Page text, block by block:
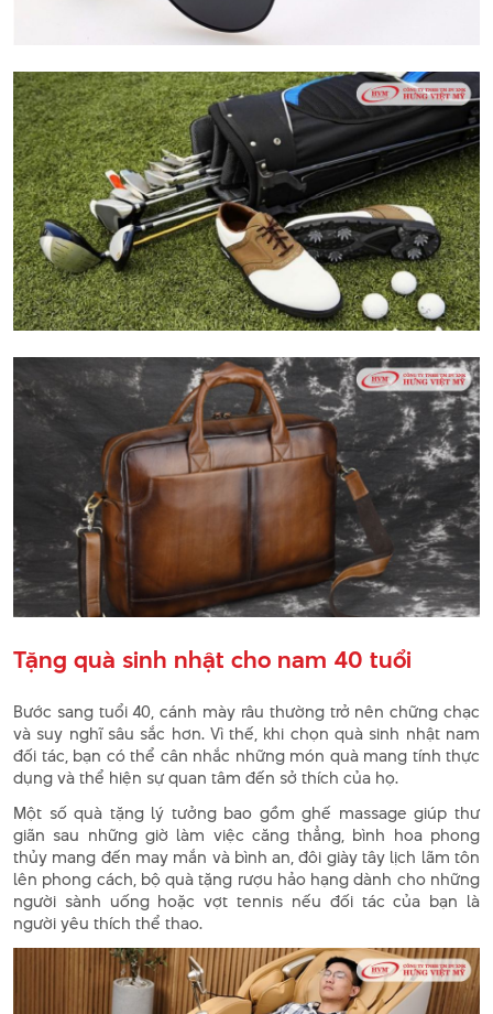
Tặng quà sinh nhật cho nam 40 tuổi
Bước sang tuổi 40, cánh mày râu thường trở nên chững chạc
và suy nghĩ sâu sắc hơn. Vì thế, khi chọn quà sinh nhật nam
đối tác, bạn có thể cân nhắc những món quà mang tính thực
dụng và thể hiện sự quan tâm đến sở thích của họ.
Một số quà tặng lý tưởng bao gồm ghế massage giúp thư
giãn sau những giờ làm việc căng thẳng, bình hoa phong
thủy mang đến may mắn và bình an, đôi giày tây lịch lãm tôn
lên phong cách, bộ quà tặng rượu hảo hạng dành cho những
người sành uống hoặc vợt tennis nếu đối tác của bạn là
người yêu thích thể thao.